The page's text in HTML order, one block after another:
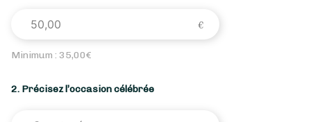
Minimum : 35,00€
2. Précisez l’occasion célébrée